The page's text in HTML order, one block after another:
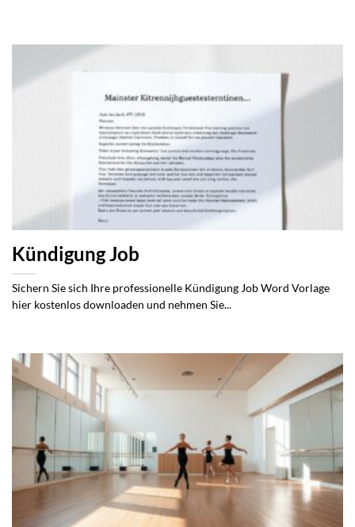
Kündigung Job
Sichern Sie sich Ihre professionelle Kündigung Job Word Vorlage
hier kostenlos downloaden und nehmen Sie...